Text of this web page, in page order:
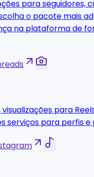
para seguidores,
o pacote mais
na plataforma de
para
serviços para perfis e